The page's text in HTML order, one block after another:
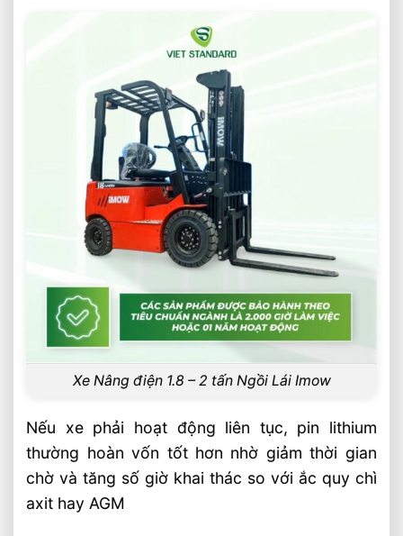
Xe Nâng điện 1.8 – 2 tấn Ngồi Lái Imow
Nếu xe phải hoạt động liên tục, pin lithium
thường hoàn vốn tốt hơn nhờ giảm thời gian
chờ và tăng số giờ khai thác so với ắc quy chì
axit hay AGM